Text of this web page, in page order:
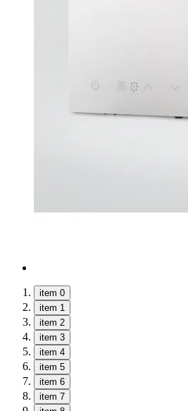
item 0
item 1
item 2
item 3
item 4
item 5
item 6
item 7